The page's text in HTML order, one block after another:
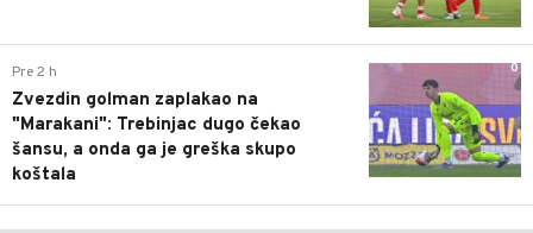
0
Pre 2 h
Zvezdin golman zaplakao na
"Marakani": Trebinjac dugo čekao
šansu, a onda ga je greška skupo
koštala